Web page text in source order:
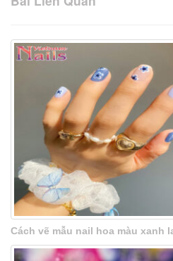
Cách vẽ mẫu nail hoa màu xanh